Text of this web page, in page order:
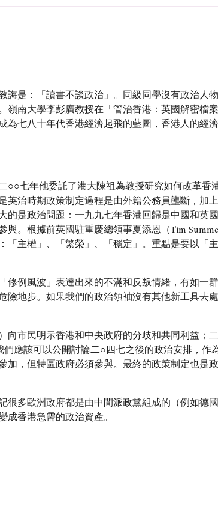
是：「讀書不談政治」。同級同學沒有政治人
南大學李彭廣教授在「管治香港：英國解密檔
七八十年代香港經濟起飛的藍圖，香港人的經
七年他委託了港大陳祖為教授研究如何改革香
治時期政策制定過程是由外籍公務員壟斷，加
是政治問題：一九九七年香港回歸是中國和英
。根據前英國駐重慶總領事夏添恩（Tim
主權」、「繁榮」、「穩定」。重點是要以「
例風波」表達出來的不滿和反叛情緒，有如一
地步。如果我們的政治領袖沒有其他新工具去
市民明示香港和中央政府的分歧和共同利益；
應該可以公開討論二○四七之後的政治安排，作
，但特區政府必須參與。最終的政策制定也是
多歐洲政府都是由中間派政黨組成的（例如德
成香港急需的政治資產。